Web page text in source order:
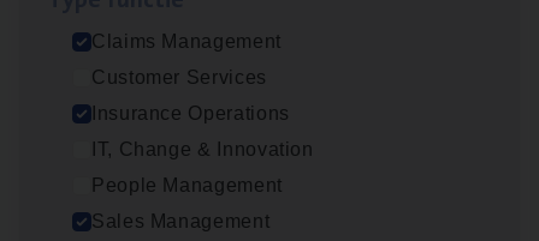
Claims Management
Customer Services
Insurance Operations
IT, Change & Innovation
People Management
Sales Management
Scha­de Expert Fleet
Claims Management
Antwerpen
Insu­ran­ce Bro­ker Trans­port